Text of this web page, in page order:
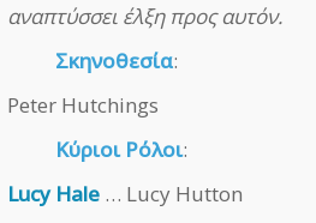
αναπτύσσει έλξη προς αυτόν.
Σκηνοθεσία:
Peter Hutchings
Κύριοι Ρόλοι:
Lucy Hale … Lucy Hutton